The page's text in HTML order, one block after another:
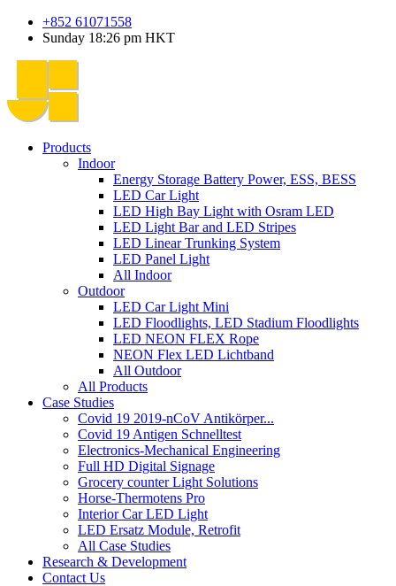
+852 61071558
Sunday 18:26 pm HKT
Products
Indoor
Energy Storage Battery Power, ESS, BESS
LED Car Light
LED High Bay Light with Osram LED
LED Light Bar and LED Stripes
LED Linear Trunking System
LED Panel Light
All Indoor
Outdoor
LED Car Light Mini
LED Floodlights, LED Stadium Floodlights
LED NEON FLEX Rope
NEON Flex LED Lichtband
All Outdoor
All Products
Case Studies
Covid 19 2019-nCoV Antikörper...
Covid 19 Antigen Schnelltest
Electronics-Mechanical Engineering
Full HD Digital Signage
Grocery counter Light Solutions
Horse-Thermotens Pro
Interior Car LED Light
LED Ersatz Module, Retrofit
All Case Studies
Research & Development
Contact Us